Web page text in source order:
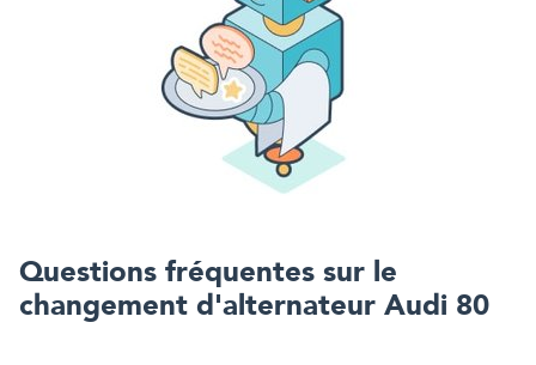
Questions fréquentes sur le
changement d'alternateur Audi 80